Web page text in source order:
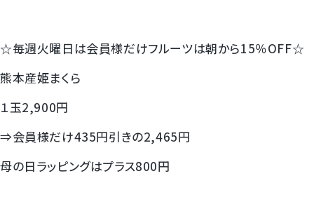
☆毎週火曜日は会員様だけフルーツは朝から15％OFF☆
熊本産姫まくら
１玉2,900円
⇒会員様だけ435円引きの2,465円
母の日ラッピングはプラス800円